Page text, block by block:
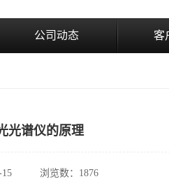
公司动态 客
光谱仪的原理
15 浏览数：1876